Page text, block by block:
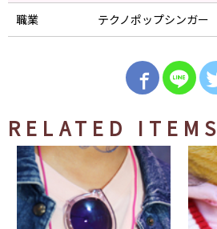
職業 テクノポップシンガー
RELATED ITEMS